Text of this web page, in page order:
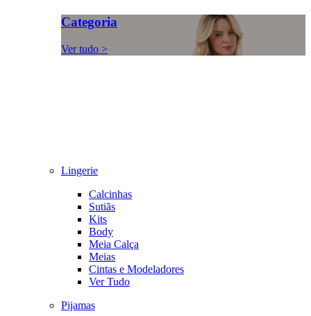
Categoria
Ver tudo >
Lingerie
Calcinhas
Sutiãs
Kits
Body
Meia Calça
Meias
Cintas e Modeladores
Ver Tudo
Pijamas